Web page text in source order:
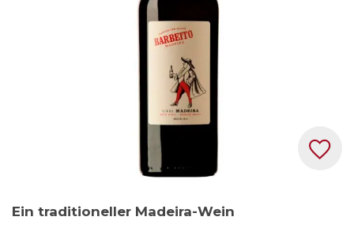
Anfang
Ein traditioneller Madeira-Wein